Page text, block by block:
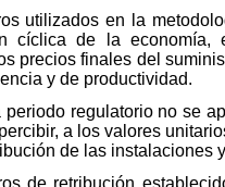
utilizados en la
cíclica de la economía,
precios finales del
y de productividad.
periodo regulatorio no se
a los valores
de las instalaciones
de retribución